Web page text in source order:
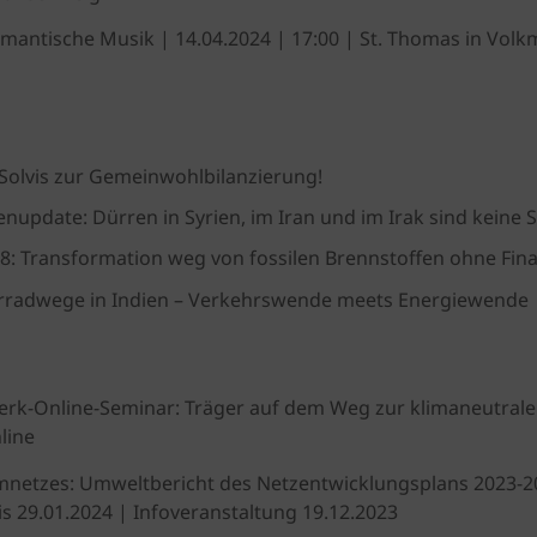
Musik | 14.04.2024 | 17:00 | St. Thomas in
zur Gemeinwohlbilanzierung!
Dürren in Syrien, im Iran und im Irak sind keine
Transformation weg von fossilen Brennstoffen ohne
in Indien – Verkehrswende meets Energiewende
Online-Seminar: Träger auf dem Weg zur
Umweltbericht des Netzentwicklungsplans 2023-
29.01.2024 | Infoveranstaltung 19.12.2023